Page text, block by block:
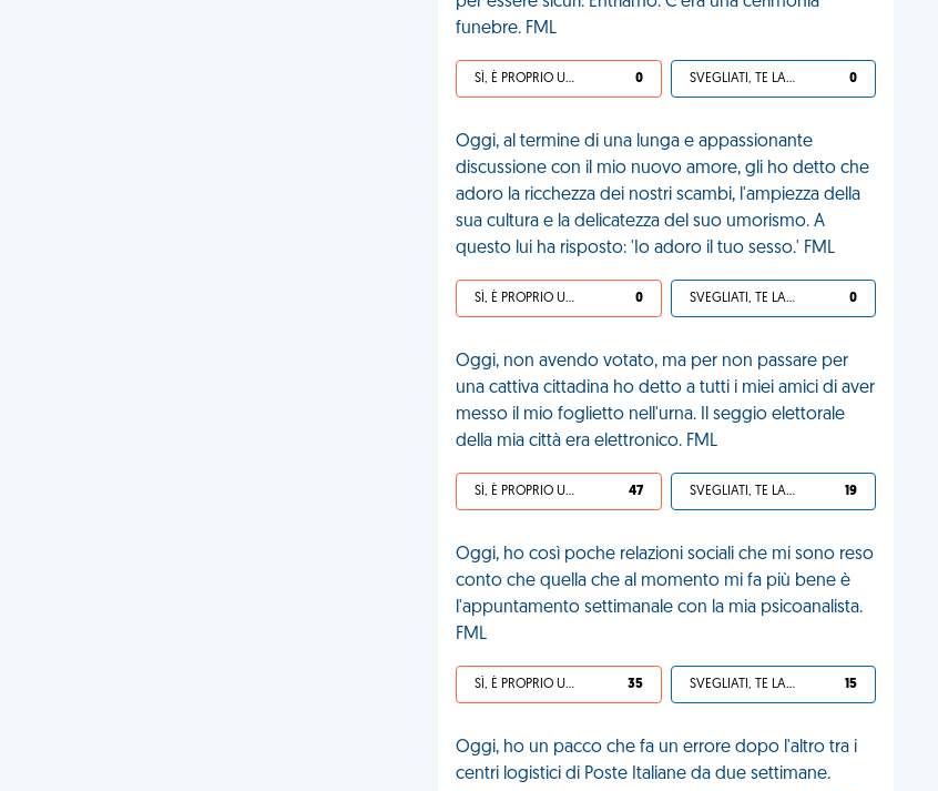
funebre. FML
SÌ, È PROPRIO UNA VDM! 0 SVEGLIATI, TE LA SEI CERCATA! 0
Oggi, al termine di una lunga e appassionante
discussione con il mio nuovo amore, gli ho detto che
adoro la ricchezza dei nostri scambi, l'ampiezza della
sua cultura e la delicatezza del suo umorismo. A
questo lui ha risposto: 'Io adoro il tuo sesso.' FML
SÌ, È PROPRIO UNA VDM! 0 SVEGLIATI, TE LA SEI CERCATA! 0
Oggi, non avendo votato, ma per non passare per
una cattiva cittadina ho detto a tutti i miei amici di aver
messo il mio foglietto nell'urna. Il seggio elettorale
della mia città era elettronico. FML
SÌ, È PROPRIO UNA VDM! 47 SVEGLIATI, TE LA SEI CERCATA! 19
Oggi, ho così poche relazioni sociali che mi sono reso
conto che quella che al momento mi fa più bene è
l'appuntamento settimanale con la mia psicoanalista.
FML
SÌ, È PROPRIO UNA VDM! 35 SVEGLIATI, TE LA SEI CERCATA! 15
Oggi, ho un pacco che fa un errore dopo l'altro tra i
centri logistici di Poste Italiane da due settimane.